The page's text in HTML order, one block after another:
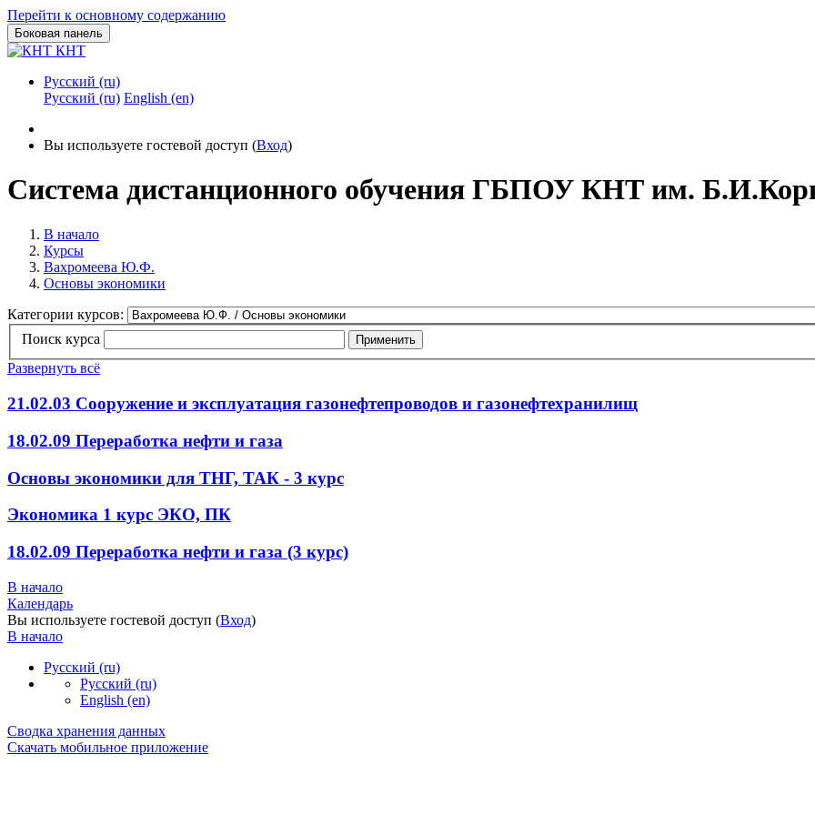
Перейти к основному содержанию
Боковая панель
КНТ
Русский ‎(ru)‎
Русский ‎(ru)‎ English ‎(en)‎
Вы используете гостевой доступ (Вход)
Система дистанционного обучения ГБПОУ КНТ им.
В начало
Курсы
Вахромеева Ю.Ф.
Основы экономики
Категории курсов:
Поиск курса
Применить
Развернуть всё
21.02.03 Сооружение и эксплуатация газонефтепроводов и газонефтехранилищ
18.02.09 Переработка нефти и газа
Основы экономики для ТНГ, ТАК - 3 курс
Экономика 1 курс ЭКО, ПК
18.02.09 Переработка нефти и газа (3 курс)
В начало
Календарь
Вы используете гостевой доступ (Вход)
В начало
Русский ‎(ru)‎
Русский ‎(ru)‎
English ‎(en)‎
Сводка хранения данных
Скачать мобильное приложение